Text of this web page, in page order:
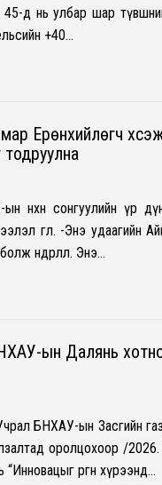
д нь улбар шар
+40…
Ерөнхийлөгч
нөхөн сонгуулийн үр
өглөө. -Энэ удаагийн
өндөрлөлөө. Энэ…
ын Далянь
БНХАУ-ын Засгийн
оролцохоор /
өргөн хүрээнд…